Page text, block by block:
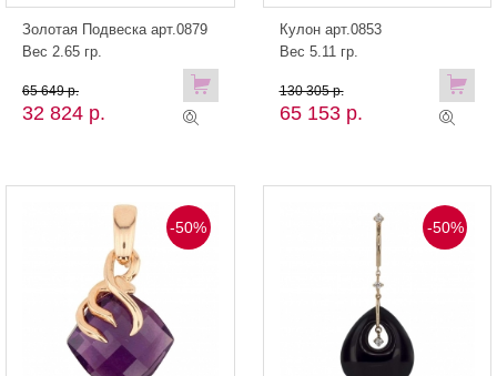
Золотая Подвеска арт.0879
Вес 2.65 гр.
32 824 р.
65 649 р.
Кулон арт.0853
Вес 5.11 гр.
65 153 р.
130 305 р.
-50% -50%